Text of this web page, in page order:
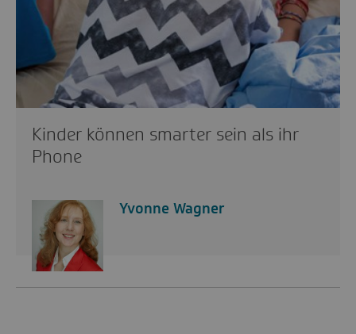
Kinder können smarter sein als ihr
Phone
Yvonne Wagner